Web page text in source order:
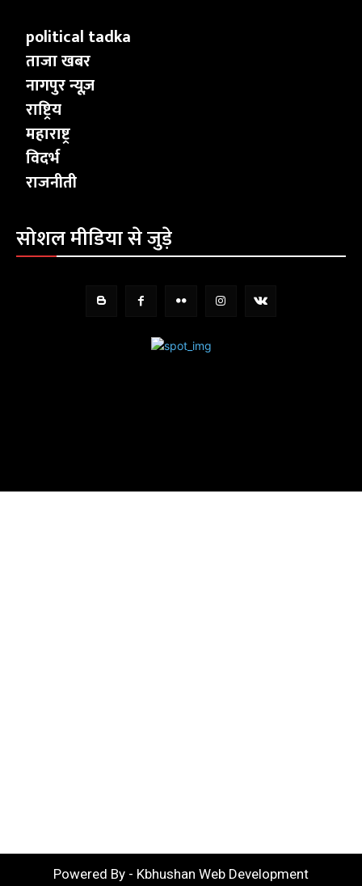
political tadka
ताजा खबर
नागपुर न्यूज़
राष्ट्रिय
महाराष्ट्र
विदर्भ
राजनीती
सोशल मीडिया से जुड़े
Powered By - Kbhushan Web Development